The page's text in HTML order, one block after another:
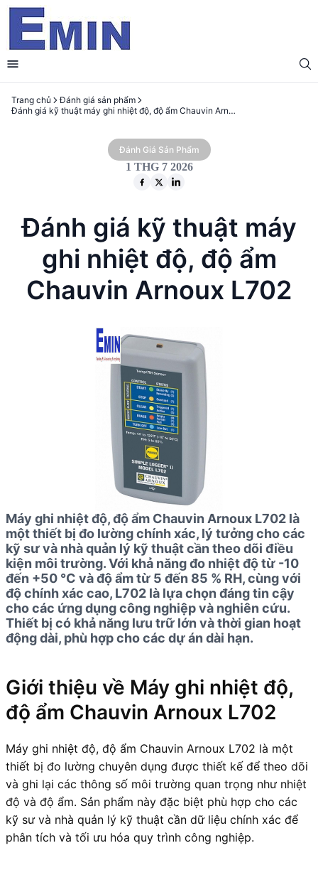
Trang chủ
Đánh giá sản phẩm
Đánh giá kỹ thuật máy ghi nhiệt độ, độ ẩm Chauvin Arnoux L702
Đánh Giá Sản Phẩm
1 THG 7 2026
Đánh giá kỹ thuật máy
ghi nhiệt độ, độ ẩm
Chauvin Arnoux L702
Máy ghi nhiệt độ, độ ẩm Chauvin Arnoux L702 là
một thiết bị đo lường chính xác, lý tưởng cho các
kỹ sư và nhà quản lý kỹ thuật cần theo dõi điều
kiện môi trường. Với khả năng đo nhiệt độ từ -10
đến +50 °C và độ ẩm từ 5 đến 85 % RH, cùng với
độ chính xác cao, L702 là lựa chọn đáng tin cậy
cho các ứng dụng công nghiệp và nghiên cứu.
Thiết bị có khả năng lưu trữ lớn và thời gian hoạt
động dài, phù hợp cho các dự án dài hạn.
Giới thiệu về Máy ghi nhiệt độ,
độ ẩm Chauvin Arnoux L702
Máy ghi nhiệt độ, độ ẩm Chauvin Arnoux L702 là một
thiết bị đo lường chuyên dụng được thiết kế để theo dõi
và ghi lại các thông số môi trường quan trọng như nhiệt
độ và độ ẩm. Sản phẩm này đặc biệt phù hợp cho các
kỹ sư và nhà quản lý kỹ thuật cần dữ liệu chính xác để
phân tích và tối ưu hóa quy trình công nghiệp.